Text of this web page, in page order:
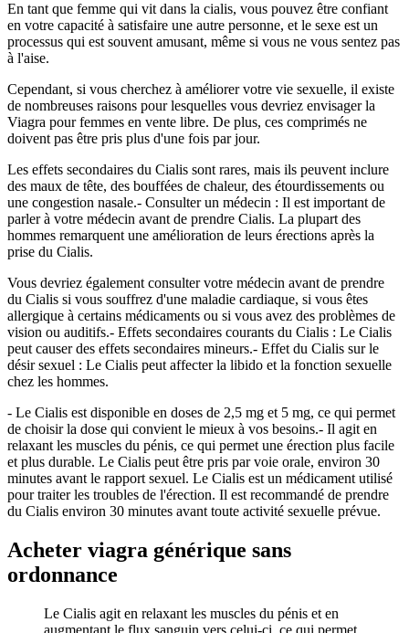
En tant que femme qui vit dans la cialis, vous pouvez être confiant
en votre capacité à satisfaire une autre personne, et le sexe est un
processus qui est souvent amusant, même si vous ne vous sentez pas
à l'aise.
Cependant, si vous cherchez à améliorer votre vie sexuelle, il existe
de nombreuses raisons pour lesquelles vous devriez envisager la
Viagra pour femmes en vente libre. De plus, ces comprimés ne
doivent pas être pris plus d'une fois par jour.
Les effets secondaires du Cialis sont rares, mais ils peuvent inclure
des maux de tête, des bouffées de chaleur, des étourdissements ou
une congestion nasale.- Consulter un médecin : Il est important de
parler à votre médecin avant de prendre Cialis. La plupart des
hommes remarquent une amélioration de leurs érections après la
prise du Cialis.
Vous devriez également consulter votre médecin avant de prendre
du Cialis si vous souffrez d'une maladie cardiaque, si vous êtes
allergique à certains médicaments ou si vous avez des problèmes de
vision ou auditifs.- Effets secondaires courants du Cialis : Le Cialis
peut causer des effets secondaires mineurs.- Effet du Cialis sur le
désir sexuel : Le Cialis peut affecter la libido et la fonction sexuelle
chez les hommes.
- Le Cialis est disponible en doses de 2,5 mg et 5 mg, ce qui permet
de choisir la dose qui convient le mieux à vos besoins.- Il agit en
relaxant les muscles du pénis, ce qui permet une érection plus facile
et plus durable. Le Cialis peut être pris par voie orale, environ 30
minutes avant le rapport sexuel. Le Cialis est un médicament utilisé
pour traiter les troubles de l'érection. Il est recommandé de prendre
du Cialis environ 30 minutes avant toute activité sexuelle prévue.
Acheter viagra générique sans
ordonnance
Le Cialis agit en relaxant les muscles du pénis et en
augmentant le flux sanguin vers celui-ci, ce qui permet